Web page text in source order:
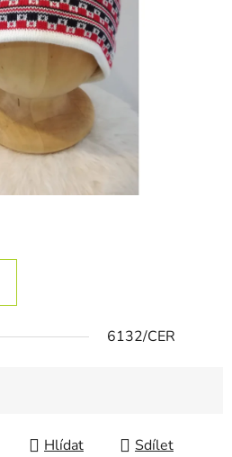
6132/CER
Hlídat Sdílet